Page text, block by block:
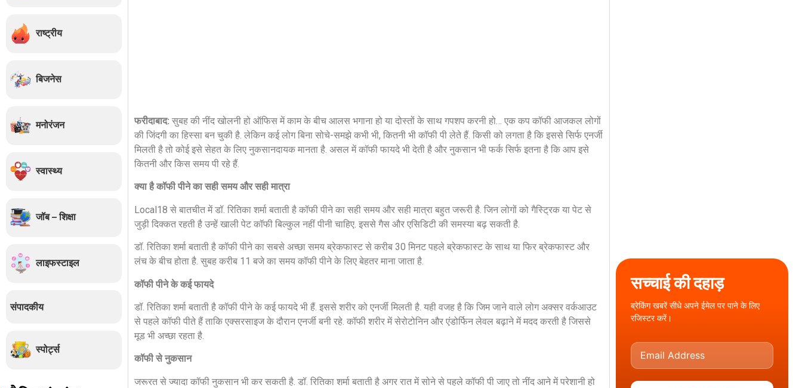
राष्ट्रीय
बिजनेस
मनोरंजन
स्वास्थ्य
जॉब – शिक्षा
लाइफस्टाइल
संपादकीय
स्पोर्ट्स
फरीदाबाद: सुबह की नींद खोलनी हो ऑफिस में काम के बीच आलस भगाना हो या दोस्तों के साथ गपशप करनी हो… एक कप कॉफी आजकल लोगों
की जिंदगी का हिस्सा बन चुकी है. लेकिन कई लोग बिना सोचे-समझे कभी भी, कितनी भी कॉफी पी लेते हैं. किसी को लगता है कि इससे सिर्फ एनर्जी
मिलती है तो कोई इसे सेहत के लिए नुकसानदायक मानता है. असल में कॉफी फायदे भी देती है और नुकसान भी फर्क सिर्फ इतना है कि आप इसे
कितनी और किस समय पी रहे हैं.
क्या है कॉफी पीने का सही समय और सही मात्रा
Local18 से बातचीत में डॉ. रितिका शर्मा बताती है कॉफी पीने का सही समय और सही मात्रा बहुत जरूरी है. जिन लोगों को गैस्ट्रिक या पेट से
जुड़ी दिक्कत रहती है उन्हें खाली पेट कॉफी बिल्कुल नहीं पीनी चाहिए. इससे गैस और एसिडिटी की समस्या बढ़ सकती है.
डॉ. रितिका शर्मा बताती है कॉफी पीने का सबसे अच्छा समय ब्रेकफास्ट से करीब 30 मिनट पहले ब्रेकफास्ट के साथ या फिर ब्रेकफास्ट और
लंच के बीच होता है. सुबह करीब 11 बजे का समय कॉफी पीने के लिए बेहतर माना जाता है.
कॉफी पीने के कई फायदे
डॉ. रितिका शर्मा बताती है कॉफी पीने के कई फायदे भी हैं. इससे शरीर को एनर्जी मिलती है. यही वजह है कि जिम जाने वाले लोग अक्सर वर्कआउट
से पहले कॉफी पीते हैं ताकि एक्सरसाइज के दौरान एनर्जी बनी रहे. कॉफी शरीर में सेरोटोनिन और एंडोर्फिन लेवल बढ़ाने में मदद करती है जिससे
मूड भी अच्छा रहता है.
कॉफी से नुकसान
जरूरत से ज्यादा कॉफी नुकसान भी कर सकती है. डॉ. रितिका शर्मा बताती है अगर रात में सोने से पहले कॉफी पी जाए तो नींद आने में परेशानी हो
सच्चाई की दहाड़
ब्रेकिंग खबरें सीधे अपने ईमेल पर पाने के लिए
रजिस्टर करें।